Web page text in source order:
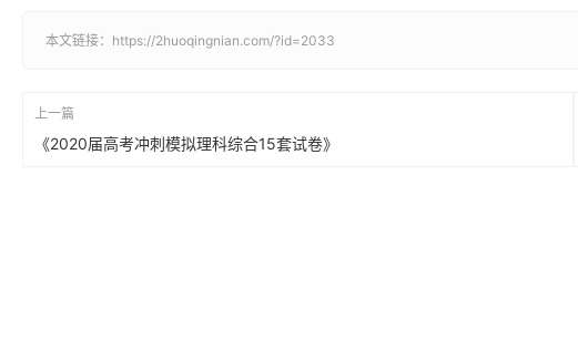
本文链接： https://2huoqingnian.com/?id=2033
上一篇
《2020届高考冲刺模拟理科综合15套试卷》